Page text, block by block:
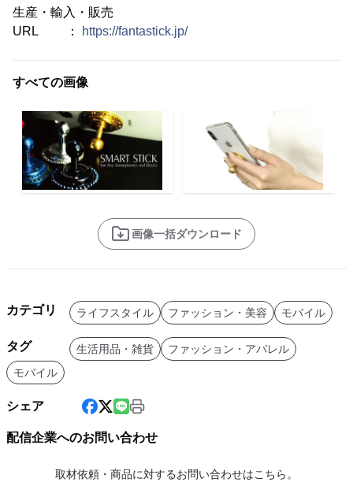
生産・輸入・販売
URL ：
https://fantastick.jp/
すべての画像
画像一括ダウンロード
カテゴリ ライフスタイル ファッション・美容 モバイル
タグ 生活用品・雑貨
ファッション・アパレル
モバイル
シェア
配信企業へのお問い合わせ
取材依頼・商品に対するお問い合わせはこちら。